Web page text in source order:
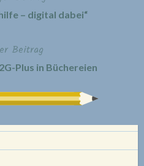
– digital dabei“
Beitrag
Plus in Büchereien